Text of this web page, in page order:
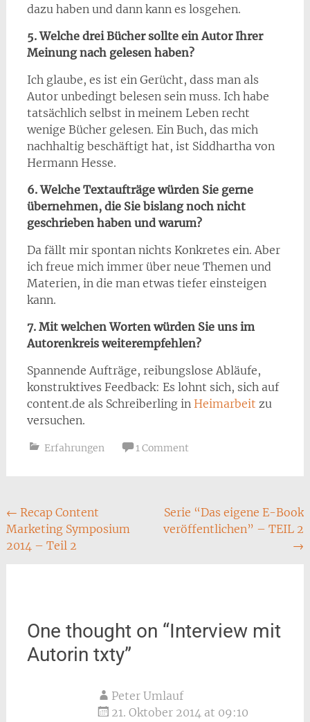
dazu haben und dann kann es losgehen.
5. Welche drei Bücher sollte ein Autor Ihrer
Meinung nach gelesen haben?
Ich glaube, es ist ein Gerücht, dass man als
Autor unbedingt belesen sein muss. Ich habe
tatsächlich selbst in meinem Leben recht
wenige Bücher gelesen. Ein Buch, das mich
nachhaltig beschäftigt hat, ist Siddhartha von
Hermann Hesse.
6. Welche Textaufträge würden Sie gerne
übernehmen, die Sie bislang noch nicht
geschrieben haben und warum?
Da fällt mir spontan nichts Konkretes ein. Aber
ich freue mich immer über neue Themen und
Materien, in die man etwas tiefer einsteigen
kann.
7. Mit welchen Worten würden Sie uns im
Autorenkreis weiterempfehlen?
Spannende Aufträge, reibungslose Abläufe,
konstruktives Feedback: Es lohnt sich, sich auf
content.de als Schreiberling in Heimarbeit zu
versuchen.
Erfahrungen 1 Comment
Post
navigation
← Recap Content
Marketing Symposium
2014 – Teil 2
Serie “Das eigene E-Book
veröffentlichen” – TEIL 2
→
One thought on “Interview mit
Autorin txty”
Peter Umlauf
21. Oktober 2014 at 09:10